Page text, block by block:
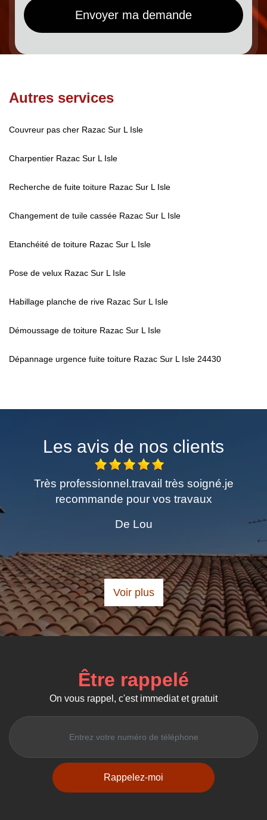
Autres services
Couvreur pas cher Razac Sur L Isle
Charpentier Razac Sur L Isle
Recherche de fuite toiture Razac Sur L Isle
Changement de tuile cassée Razac Sur L Isle
Etanchéité de toiture Razac Sur L Isle
Pose de velux Razac Sur L Isle
Habillage planche de rive Razac Sur L Isle
Démoussage de toiture Razac Sur L Isle
Dépannage urgence fuite toiture Razac Sur L Isle 24430
Les avis de nos clients
très soigné.je
vos travaux
Excellent travail de
demandé Laissé
De
Voir plus
Être rappelé
On vous rappel, c'est immediat et gratuit